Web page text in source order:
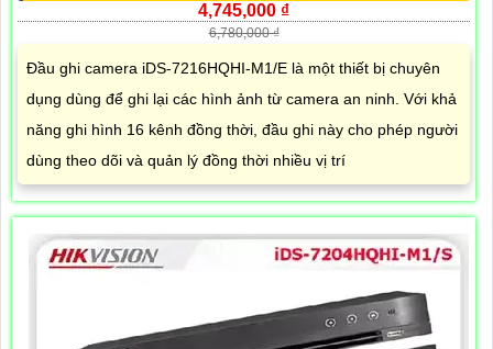
4,745,000 ₫
6,780,000 ₫
Đầu ghi camera iDS-7216HQHI-M1/E là một thiết bị chuyên
dụng dùng để ghi lại các hình ảnh từ camera an ninh. Với khả
năng ghi hình 16 kênh đồng thời, đầu ghi này cho phép người
dùng theo dõi và quản lý đồng thời nhiều vị trí